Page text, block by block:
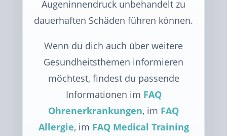
Augeninnendruck unbehandelt zu
dauerhaften Schäden führen können.
Wenn du dich auch über weitere
Gesundheitsthemen informieren
möchtest, findest du passende
Informationen im FAQ
Ohrenerkrankungen, im FAQ
Allergie, im FAQ Medical Training